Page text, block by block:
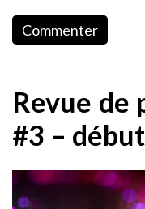
Commenter
Revue de
#3 –